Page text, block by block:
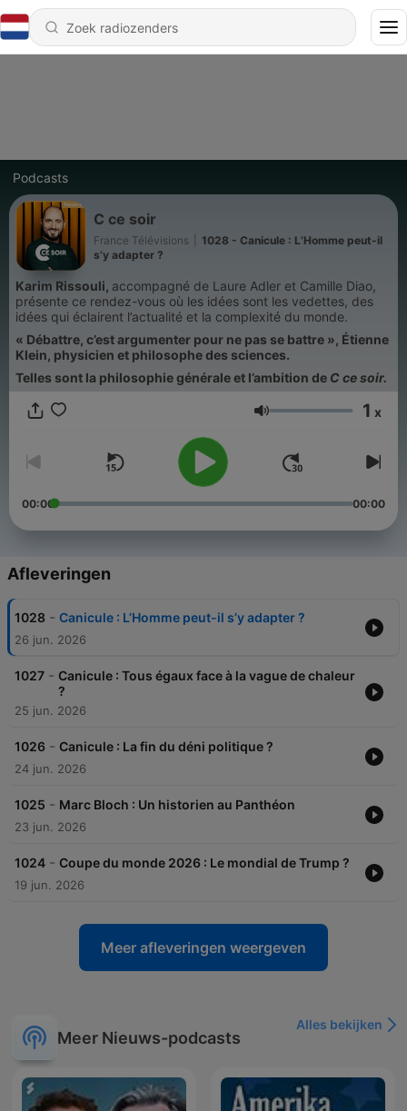
Podcasts
C ce soir
France Télévisions
1028 - Canicule : L’Homme peut-il
s’y adapter ?
Karim Rissouli, accompagné de Laure Adler et Camille Diao,
présente ce rendez-vous où les idées sont les vedettes, des
idées qui éclairent l’actualité et la complexité du monde.
« Débattre, c’est argumenter pour ne pas se battre », Étienne
Klein, physicien et philosophe des sciences.
Telles sont la philosophie générale et l’ambition de C ce soir.
Volume 1 x
00:00 00:00
Afleveringen
1028 - Canicule : L’Homme peut-il s’y adapter ?
26 jun. 2026
1027 - Canicule : Tous égaux face à la vague de chaleur
?
25 jun. 2026
1026 - Canicule : La fin du déni politique ?
24 jun. 2026
1025 - Marc Bloch : Un historien au Panthéon
23 jun. 2026
1024 - Coupe du monde 2026 : Le mondial de Trump ?
19 jun. 2026
Meer afleveringen weergeven
Meer Nieuws-podcasts
Alles bekijken